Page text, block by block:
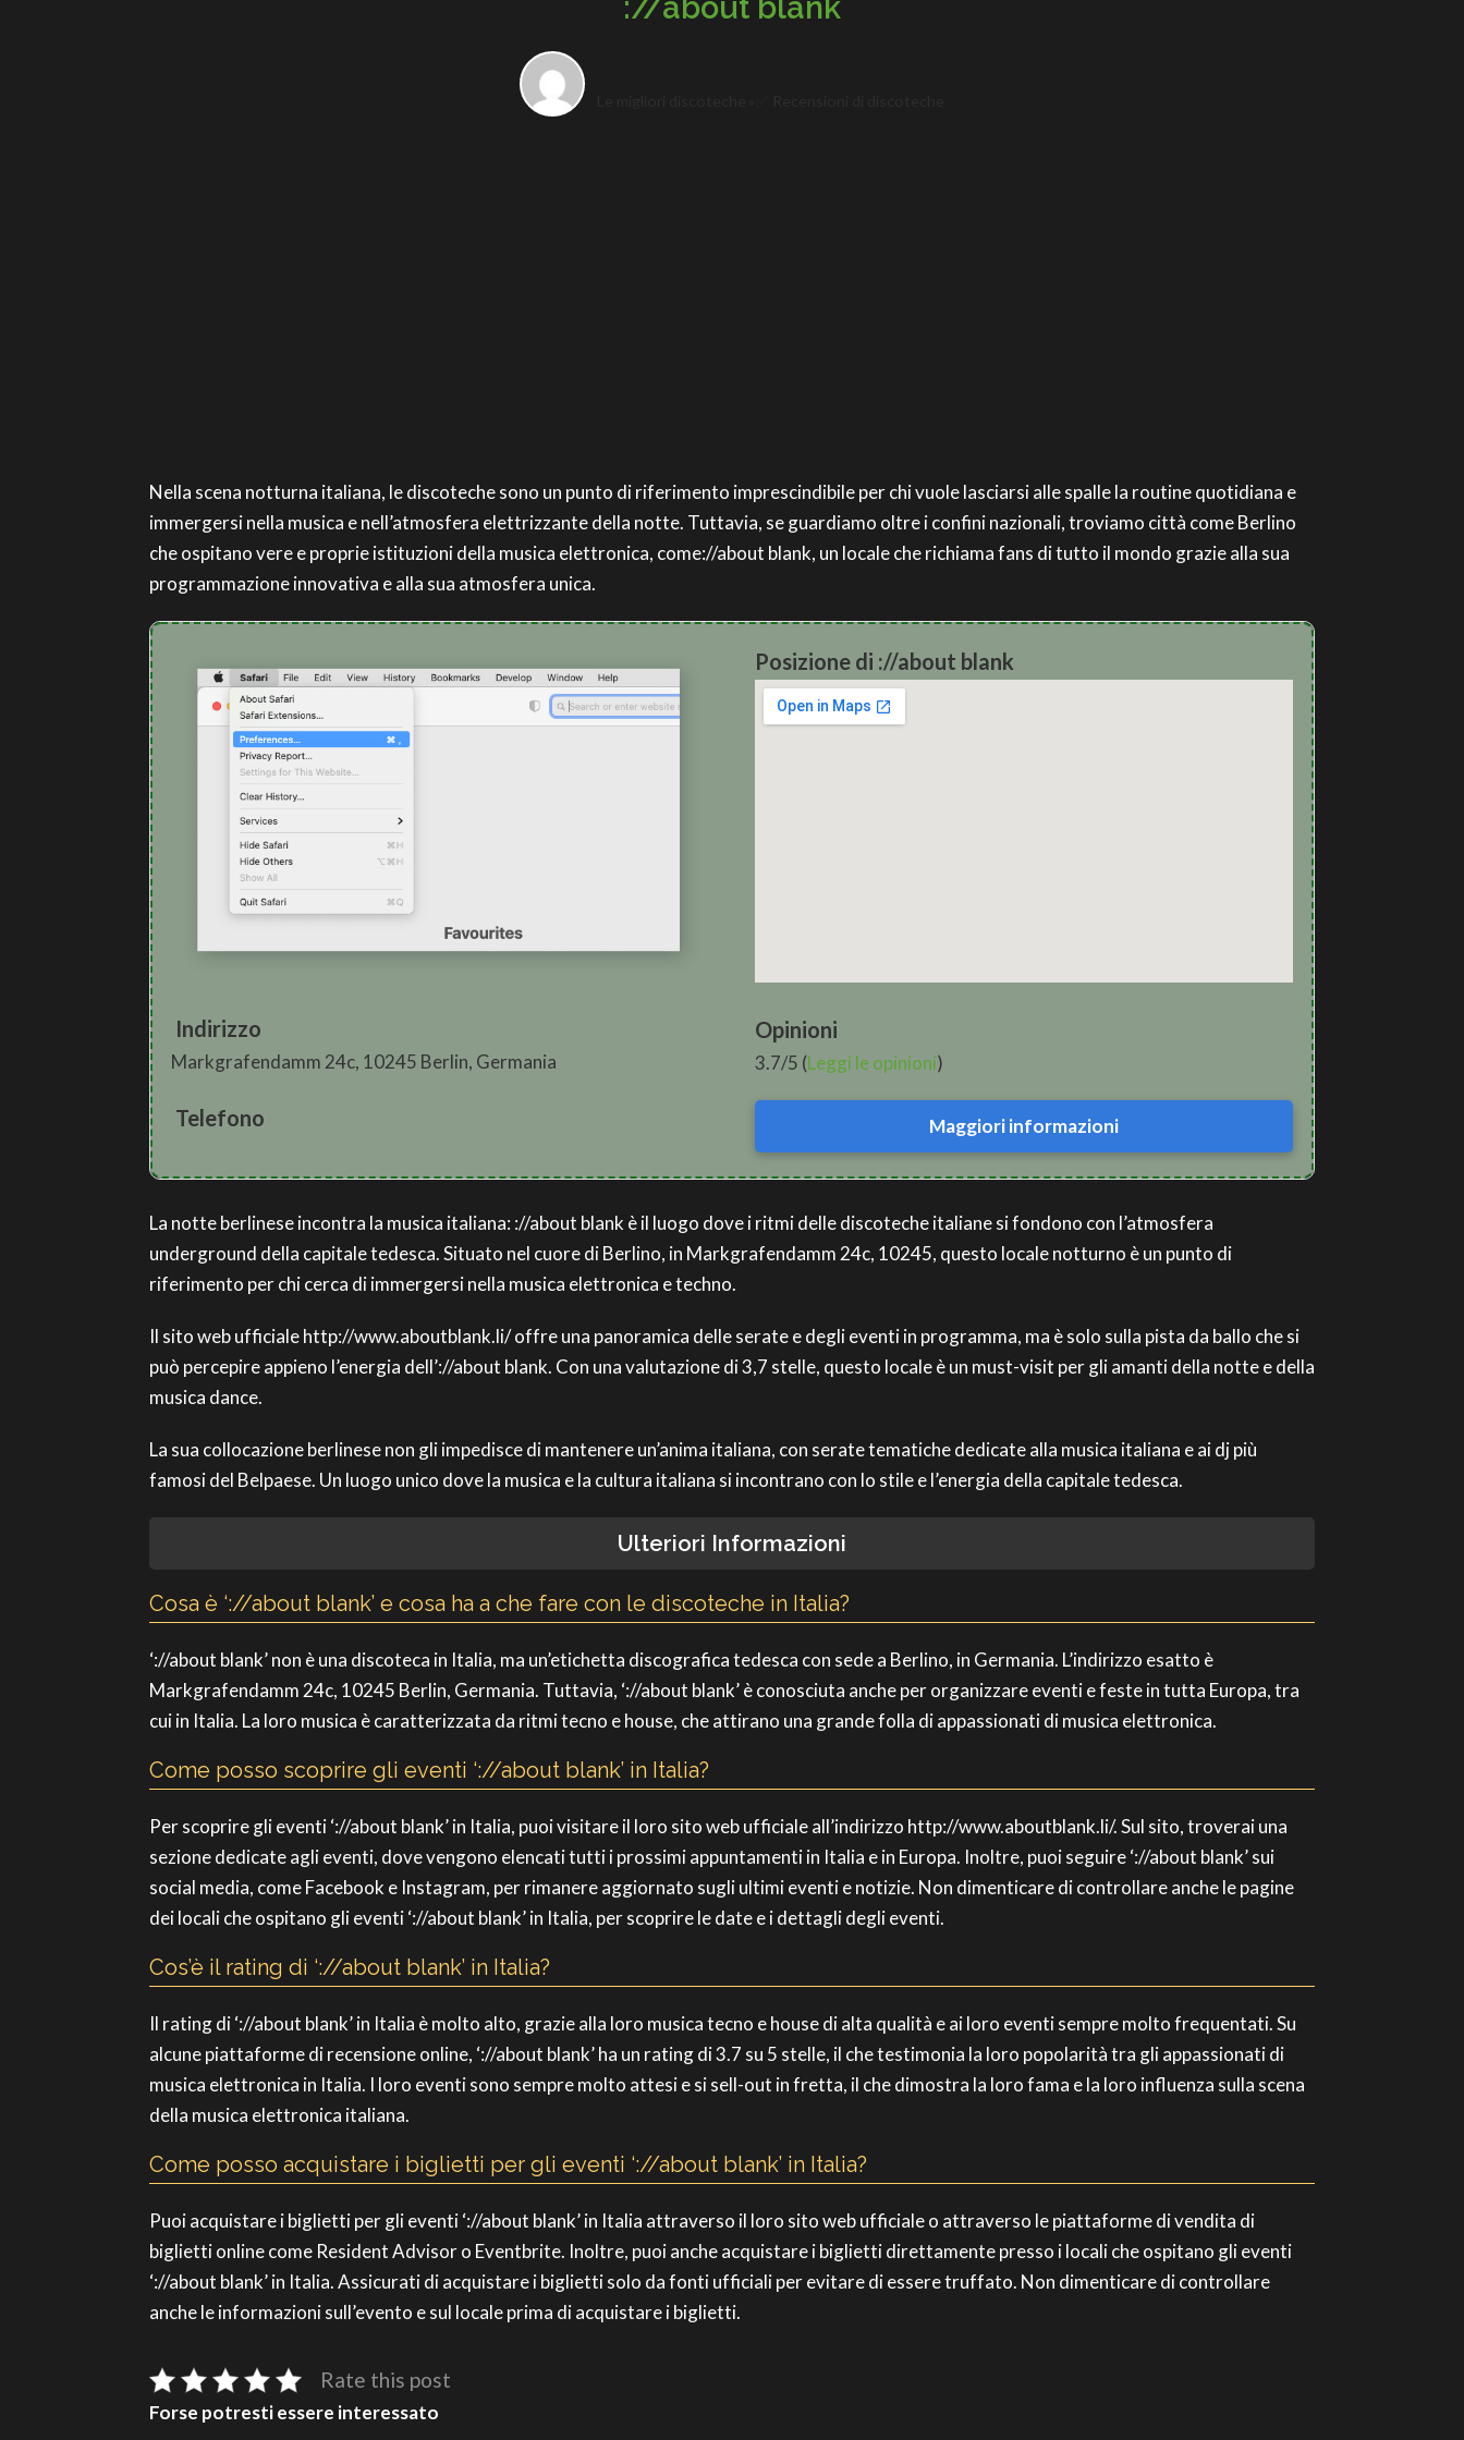
://about blank
Nella scena notturna italiana, le discoteche sono un punto di riferimento imprescindibile per chi vuole lasciarsi alle spalle la routine quotidiana e
immergersi nella musica e nell’atmosfera elettrizzante della notte. Tuttavia, se guardiamo oltre i confini nazionali, troviamo città come Berlino
che ospitano vere e proprie istituzioni della musica elettronica, come://about blank, un locale che richiama fans di tutto il mondo grazie alla sua
programmazione innovativa e alla sua atmosfera unica.
Indirizzo
Markgrafendamm 24c, 10245 Berlin, Germania
Telefono
Posizione di ://about blank
Opinioni
3.7/5 (Leggi le opinioni)
Maggiori informazioni
La notte berlinese incontra la musica italiana: ://about blank è il luogo dove i ritmi delle discoteche italiane si fondono con l’atmosfera
underground della capitale tedesca. Situato nel cuore di Berlino, in Markgrafendamm 24c, 10245, questo locale notturno è un punto di
riferimento per chi cerca di immergersi nella musica elettronica e techno.
Il sito web ufficiale http://www.aboutblank.li/ offre una panoramica delle serate e degli eventi in programma, ma è solo sulla pista da ballo che si
può percepire appieno l’energia dell’://about blank. Con una valutazione di 3,7 stelle, questo locale è un must-visit per gli amanti della notte e della
musica dance.
La sua collocazione berlinese non gli impedisce di mantenere un’anima italiana, con serate tematiche dedicate alla musica italiana e ai dj più
famosi del Belpaese. Un luogo unico dove la musica e la cultura italiana si incontrano con lo stile e l’energia della capitale tedesca.
Ulteriori Informazioni
Cosa è ‘://about blank’ e cosa ha a che fare con le discoteche in Italia?
‘://about blank’ non è una discoteca in Italia, ma un’etichetta discografica tedesca con sede a Berlino, in Germania. L’indirizzo esatto è
Markgrafendamm 24c, 10245 Berlin, Germania. Tuttavia, ‘://about blank’ è conosciuta anche per organizzare eventi e feste in tutta Europa, tra
cui in Italia. La loro musica è caratterizzata da ritmi tecno e house, che attirano una grande folla di appassionati di musica elettronica.
Come posso scoprire gli eventi ‘://about blank’ in Italia?
Per scoprire gli eventi ‘://about blank’ in Italia, puoi visitare il loro sito web ufficiale all’indirizzo http://www.aboutblank.li/. Sul sito, troverai una
sezione dedicate agli eventi, dove vengono elencati tutti i prossimi appuntamenti in Italia e in Europa. Inoltre, puoi seguire ‘://about blank’ sui
social media, come Facebook e Instagram, per rimanere aggiornato sugli ultimi eventi e notizie. Non dimenticare di controllare anche le pagine
dei locali che ospitano gli eventi ‘://about blank’ in Italia, per scoprire le date e i dettagli degli eventi.
Cos’è il rating di ‘://about blank’ in Italia?
Il rating di ‘://about blank’ in Italia è molto alto, grazie alla loro musica tecno e house di alta qualità e ai loro eventi sempre molto frequentati. Su
alcune piattaforme di recensione online, ‘://about blank’ ha un rating di 3.7 su 5 stelle, il che testimonia la loro popolarità tra gli appassionati di
musica elettronica in Italia. I loro eventi sono sempre molto attesi e si sell-out in fretta, il che dimostra la loro fama e la loro influenza sulla scena
della musica elettronica italiana.
Come posso acquistare i biglietti per gli eventi ‘://about blank’ in Italia?
Puoi acquistare i biglietti per gli eventi ‘://about blank’ in Italia attraverso il loro sito web ufficiale o attraverso le piattaforme di vendita di
biglietti online come Resident Advisor o Eventbrite. Inoltre, puoi anche acquistare i biglietti direttamente presso i locali che ospitano gli eventi
‘://about blank’ in Italia. Assicurati di acquistare i biglietti solo da fonti ufficiali per evitare di essere truffato. Non dimenticare di controllare
anche le informazioni sull’evento e sul locale prima di acquistare i biglietti.
Rate this post
Forse potresti essere interessato